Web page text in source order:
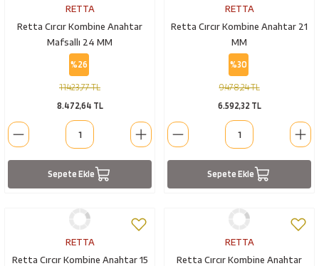
RETTA
Retta Cırcır Kombine Anahtar
Mafsallı 24 MM
%26
11.423,77 TL
8.472,64 TL
Sepete Ekle
RETTA
Retta Cırcır Kombine Anahtar 21
MM
%30
9.478,24 TL
6.592,32 TL
Sepete Ekle
RETTA
Retta Cırcır Kombine Anahtar 15
RETTA
Retta Cırcır Kombine Anahtar